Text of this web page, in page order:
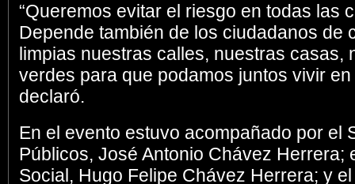
“Queremos evitar el riesgo en todas las
Depende también de los ciudadanos de
limpias nuestras calles, nuestras casas,
verdes para que podamos juntos vivir en
declaró.
En el evento estuvo acompañado por el
Públicos, José Antonio Chávez Herrera;
Social, Hugo Felipe Chávez Herrera; y